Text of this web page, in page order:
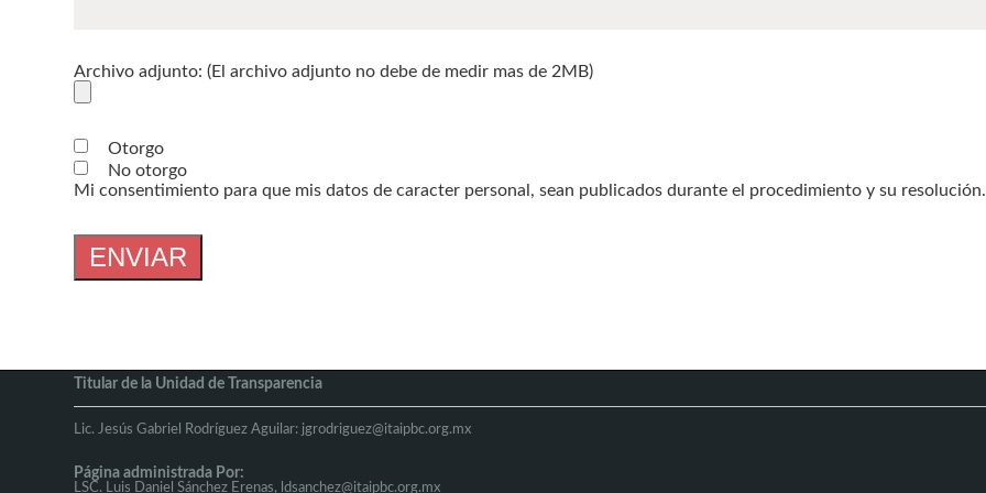
Archivo adjunto: (El archivo adjunto no debe de medir mas de 2MB)
Otorgo
No otorgo
Mi consentimiento para que mis datos de caracter personal, sean publicados durante el procedimiento y su resolución.
Titular de la Unidad de Transparencia
Lic. Jesús Gabriel Rodríguez Aguilar: jgrodriguez@itaipbc.org.mx
Página administrada Por:
LSC. Luis Daniel Sánchez Erenas, ldsanchez@itaipbc.org.mx